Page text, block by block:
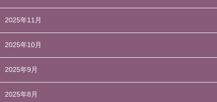
2025年11月
2025年10月
2025年9月
2025年8月